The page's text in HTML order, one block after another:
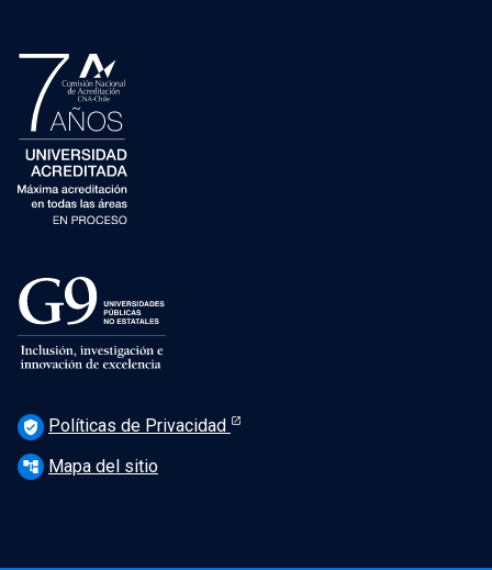
verified_user Políticas de Privacidad
account_tree Mapa del sitio